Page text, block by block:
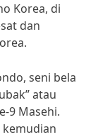
Korea, di
dan
seni bela
atau
9 Masehi.
kemudian